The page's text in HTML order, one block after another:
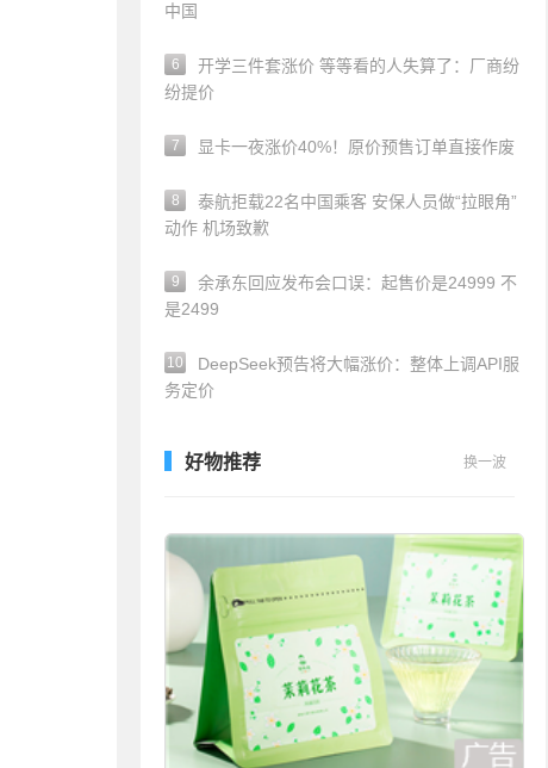
中国
6
开学三件套涨价 等等看的人失算了：厂商纷
纷提价
7 显卡一夜涨价40%！原价预售订单直接作废
8
泰航拒载22名中国乘客 安保人员做“拉眼角”
动作 机场致歉
9
余承东回应发布会口误：起售价是24999 不
是2499
10
DeepSeek预告将大幅涨价：整体上调API服
务定价
好物推荐 换一波